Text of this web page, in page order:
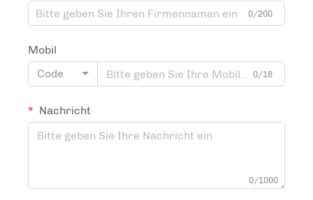
0/200
Mobil
Code
0/16
Nachricht
0/1000